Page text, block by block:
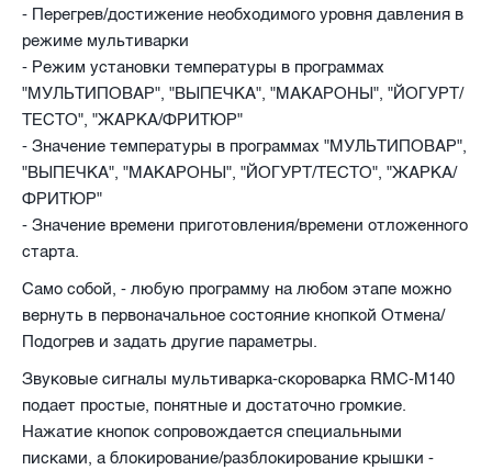
- Перегрев/достижение необходимого уровня давления в
режиме мультиварки
- Режим установки температуры в программах
"МУЛЬТИПОВАР", "ВЫПЕЧКА", "МАКАРОНЫ", "ЙОГУРТ/
ТЕСТО", "ЖАРКА/ФРИТЮР"
- Значение температуры в программах "МУЛЬТИПОВАР",
"ВЫПЕЧКА", "МАКАРОНЫ", "ЙОГУРТ/ТЕСТО", "ЖАРКА/
ФРИТЮР"
- Значение времени приготовления/времени отложенного
старта.
Само собой, - любую программу на любом этапе можно
вернуть в первоначальное состояние кнопкой Отмена/
Подогрев и задать другие параметры.
Звуковые сигналы мультиварка-скороварка RMC-M140
подает простые, понятные и достаточно громкие.
Нажатие кнопок сопровождается специальными
писками, а блокирование/разблокирование крышки -